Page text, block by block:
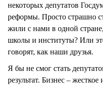
некоторых депутатов
реформы. Просто страшно
жили с нами в одной
школы и институты? Или
говорят, как наши друзья.
Я бы не смог стать
результат. Бизнес –